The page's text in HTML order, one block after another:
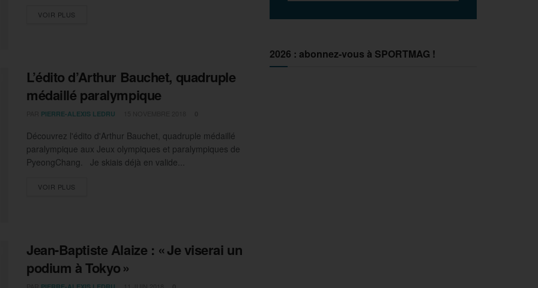
VOIR PLUS
L’édito d’Arthur Bauchet, quadruple
médaillé paralympique
PIERRE-ALEXIS LEDRU
Découvrez l'édito d'Arthur Bauchet, quadruple médaillé
paralympique aux Jeux olympiques et paralympiques de
PyeongChang. Je skiais déjà en valide...
VOIR PLUS
Jean-Baptiste Alaize : « Je viserai un
podium à Tokyo »
2026 : abonnez-vous à SPORTMAG !